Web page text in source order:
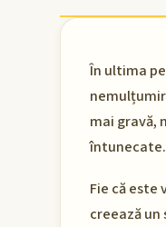
În ultima
mai gravă,
întunecate.
Fie că este
creează